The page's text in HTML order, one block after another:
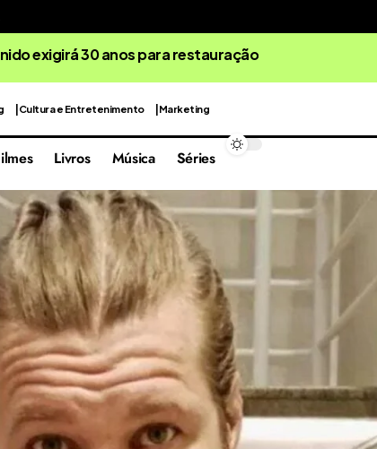
exigirá 30 anos para restauração
Cultura e Entretenimento Marketing
Livros Música Séries